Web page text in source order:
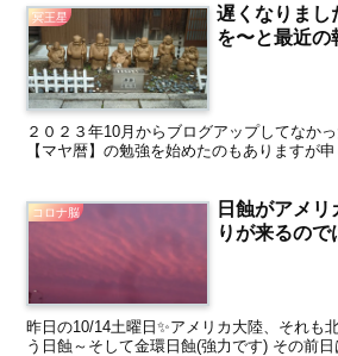
冥王星
遅くなりまし
を〜と最近の
２０２３年10月からブログアップしてなか
【マヤ暦】の勉強を始めたのもありますが
コロナ脳
日蝕がアメ
りが来るので
昨日の10/14土曜日✨アメリカ大陸、それも
う日蝕～そして金環日蝕(強力です) その前日